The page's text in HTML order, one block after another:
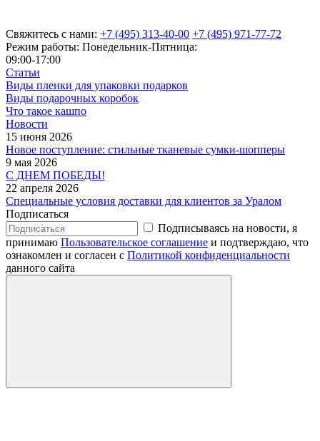
Свяжитесь с нами: +7 (495) 313-40-00 +7 (495) 971-77-72
Режим работы: Понедельник-Пятница:
09:00-17:00
Статьи
Виды пленки для упаковки подарков
Виды подарочных коробок
Что такое кашпо
Новости
15 июня 2026
Новое поступление: стильные тканевые сумки-шопперы
9 мая 2026
С ДНЕМ ПОБЕДЫ!
22 апреля 2026
Специальные условия доставки для клиентов за Уралом
Подписаться
Подписываясь на новости, я
принимаю Пользовательское соглашение и подтверждаю, что
ознакомлен и согласен с Политикой конфиденциальности
данного сайта